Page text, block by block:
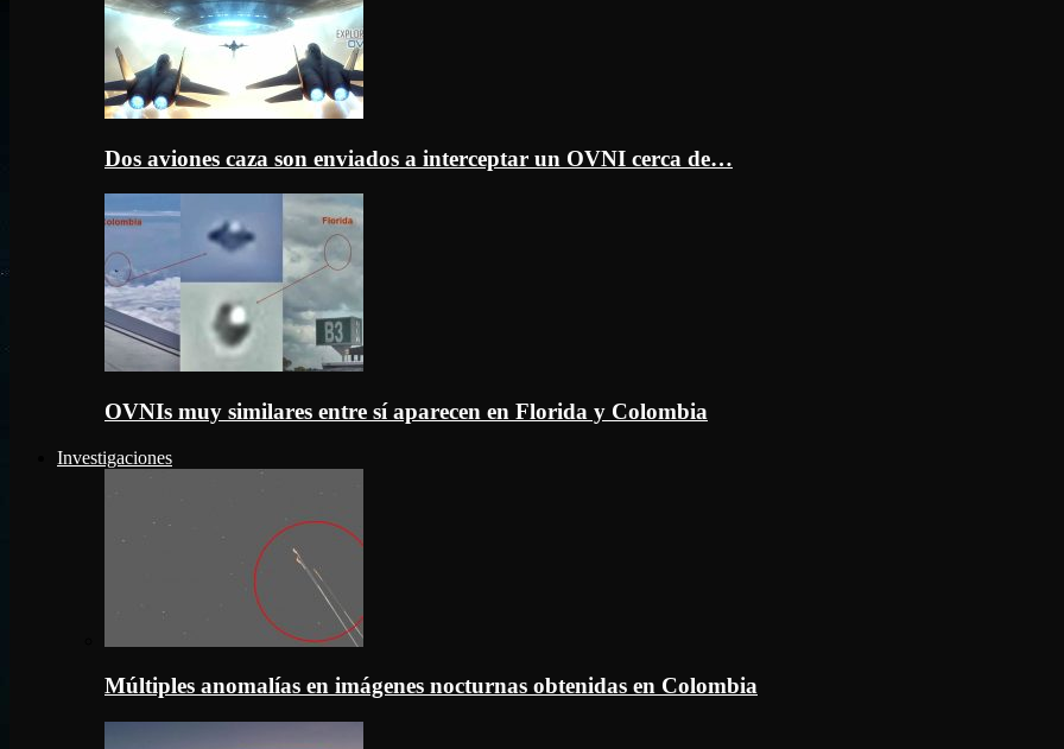
Dos aviones caza son enviados a interceptar un OVNI cerca de…
OVNIs muy similares entre sí aparecen en Florida y Colombia
Investigaciones
Múltiples anomalías en imágenes nocturnas obtenidas en Colombia